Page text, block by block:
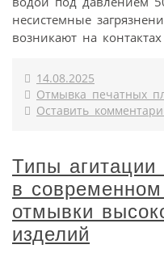
несистемные
возникают на
14.08.2025
Отмывка печатных
Оставить
Типы
в
отмывки
изделий